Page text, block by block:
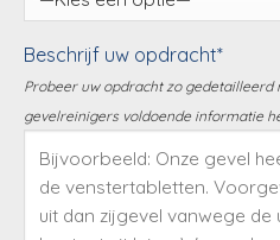
Beschrijf uw opdracht*
Probeer uw opdracht zo
gevelreinigers voldoende informatie